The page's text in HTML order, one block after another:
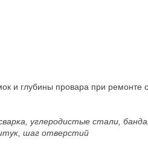
и глубины провара при
углеродистые стали,
шаг отверстий